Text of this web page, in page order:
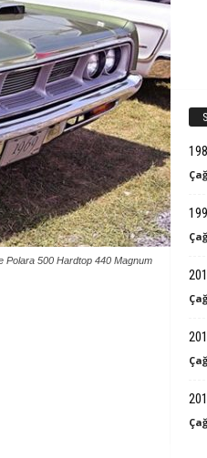
Polara 500 Hardtop 440 Magnum